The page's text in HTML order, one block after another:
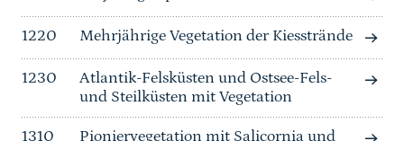
1220 Mehrjährige Vegetation der Kiesstrände
1230
Atlantik-Felsküsten und Ostsee-Fels-
und Steilküsten mit Vegetation
1310
Pioniervegetation mit Salicornia und